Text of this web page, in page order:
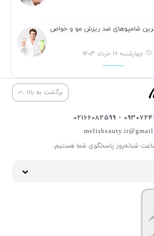
شامپوهای ضد ریزش مو و خواص
چهارشنبه 16 خرداد 1403
برگشت به بالا
09307242917 -